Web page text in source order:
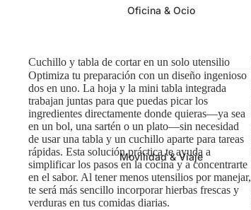
Oficina & Ocio
Movilidad & Viaje
Cuchillo y tabla de cortar en un solo utensilio
Optimiza tu preparación con un diseño ingenioso
dos en uno. La hoja y la mini tabla integrada
trabajan juntas para que puedas picar los
ingredientes directamente donde quieras—ya sea
en un bol, una sartén o un plato—sin necesidad
de usar una tabla y un cuchillo aparte para tareas
rápidas. Esta solución práctica te ayuda a
simplificar los pasos en la cocina y a concentrarte
en el sabor. Al tener menos utensilios por manejar,
te será más sencillo incorporar hierbas frescas y
verduras en tus comidas diarias.